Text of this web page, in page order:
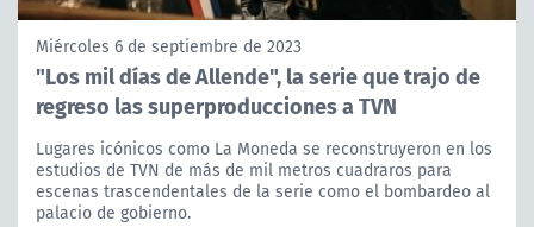
Miércoles 6 de septiembre de 2023
"Los mil días de Allende", la serie que trajo de
regreso las superproducciones a TVN
Lugares icónicos como La Moneda se reconstruyeron en los
estudios de TVN de más de mil metros cuadraros para
escenas trascendentales de la serie como el bombardeo al
palacio de gobierno.